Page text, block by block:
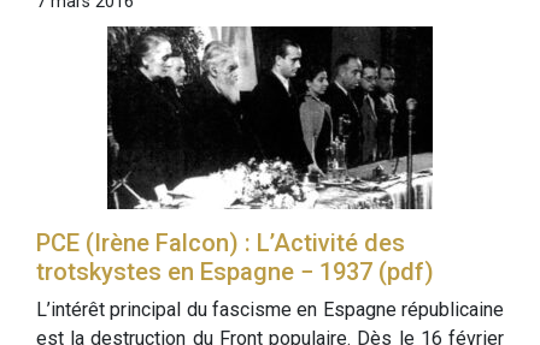
PCE (Irène Falcon) : L’Activité des
trotskystes en Espagne − 1937 (pdf)
L’intérêt principal du fascisme en Espagne républicaine
est la destruction du Front populaire. Dès le 16 février